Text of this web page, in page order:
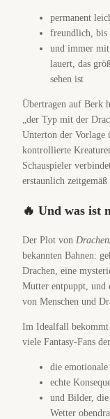
permanent
freundlich, bis
und immer
lauert, das
sehen ist
Übertragen auf Berk
„der Typ mit der
Unterton der Vorlage
kontrollierte
Schauspieler
erstaunlich
🔥 Und was ist
Der Plot von
bekannten Bahnen:
Drachen, eine
Mutter entpuppt,
von Menschen und
Im Idealfall bekommt
viele Fantasy-Fans
die
echte
und Bilder, die
Wetter